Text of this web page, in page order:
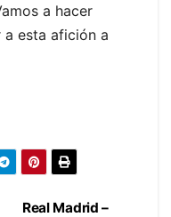
a hacer
esta afición a
Real Madrid –